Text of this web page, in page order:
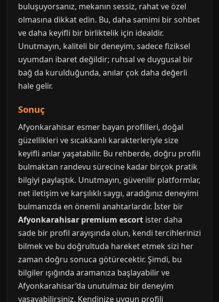
buluşuyorsanız, mekanın sessiz, rahat ve özel
olmasına dikkat edin. Bu, daha samimi bir sohbet
ve daha keyifli bir birliktelik için idealdir.
Unutmayın, kaliteli bir deneyim, sadece fiziksel
uyumdan ibaret değildir; ruhsal ve duygusal bir
bağ da kurulduğunda, anılar çok daha değerli
hale gelir.
Sonuç
Afyonkarahisar esmer bayan profilleri, doğal
güzellikleri ve sıcakkanlı karakterleriyle size
keyifli anlar yaşatabilir. Bu rehberde, doğru profili
bulmaktan randevu sürecine kadar birçok pratik
bilgiyi paylaştık. Unutmayın, güvenilir platformlar,
net iletişim ve karşılıklı saygı, aradığınız deneyimi
bulmanızda en önemli anahtarlardır. İster bir
Afyonkarahisar premium escort ister daha
sade bir profil arayışında olun, kendi tercihlerinizi
bilmek ve bu doğrultuda hareket etmek sizi her
zaman doğru sonuca götürecektir. Şimdi, bu
bilgiler ışığında aramanıza başlayabilir ve
Afyonkarahisar’da unutulmaz bir deneyim
yaşayabilirsiniz. Kendinize uygun profili